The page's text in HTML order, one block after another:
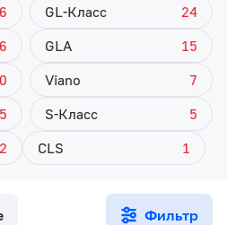
GL-Класс
24
GLA
15
Viano
7
5 S-Класс
5
2 CLS 1
Фильтр